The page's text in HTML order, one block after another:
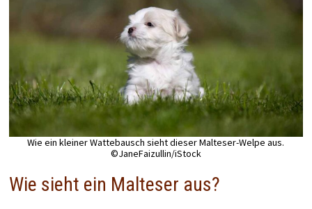
Wie ein kleiner Wattebausch sieht dieser Malteser-Welpe aus.
©JaneFaizullin/iStock
Wie sieht ein Malteser aus?